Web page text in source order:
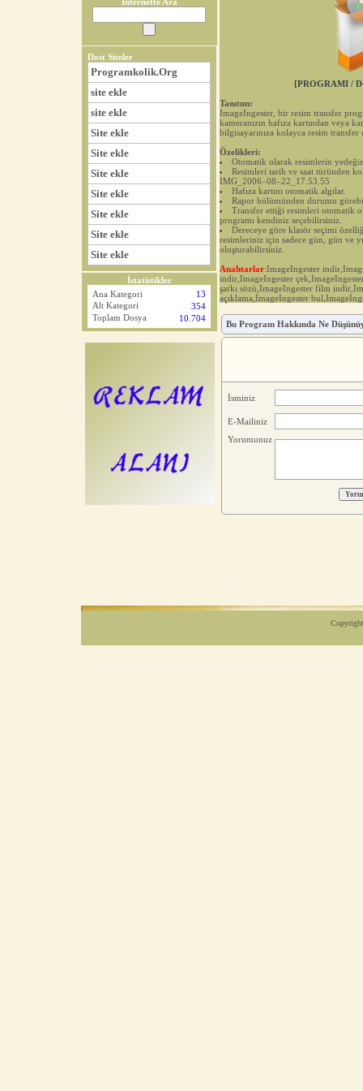
Dost Siteler
Programkolik.Org
site ekle
site ekle
Site ekle
Site ekle
Site ekle
Site ekle
Site ekle
Site ekle
Site ekle
İstatistikler
Ana Kategori
13
Alt Kategori
354
Toplam Dosya 10.704
[PROGRAMI /
Tanıtım:
ImageIngester, bir resim transfer
kameranızın hafıza kartından veya
bilgisayarınıza kolayca resim
Özelikleri:
Otomatik olarak resimlerin
Resimleri tarih ve saat türünden
IMG_2006–08–22_17.53.55
Hafıza kartını otomatik algılar.
Rapor bölümünden durumu
Transfer ettiği resimleri otomatik
programı kendiniz seçebilirsiniz.
Dereceye göre klasör seçimi
resimleriniz için sadece gün, gün ve
oluşturabilirsiniz.
Anahtarlar:ImageIngester
indir,ImageIngester
şarkı sözü,ImageIngester film
açıklama,ImageIngester
Bu Program Hakkında Ne
İsminiz
E-Mailiniz
Yorumunuz